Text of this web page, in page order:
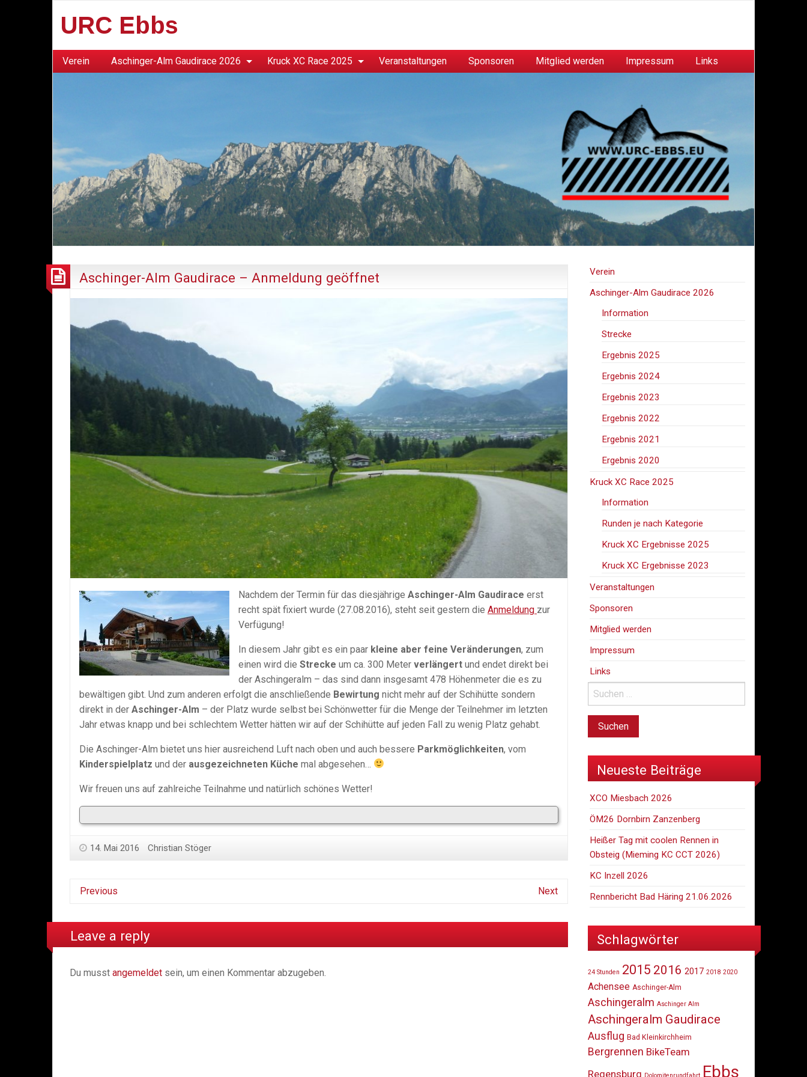
URC Ebbs
Verein Aschinger-Alm Gaudirace 2026 Kruck XC Race 2025 Veranstaltungen Sponsoren Mitglied werden Impressum Links
Aschinger-Alm Gaudirace – Anmeldung geöffnet
Nachdem der Termin für das diesjährige Aschinger-Alm Gaudirace erst
recht spät fixiert wurde (27.08.2016), steht seit gestern die Anmeldung zur
Verfügung!
In diesem Jahr gibt es ein paar kleine aber feine Veränderungen, zum
einen wird die Strecke um ca. 300 Meter verlängert und endet direkt bei
der Aschingeralm – das sind dann insgesamt 478 Höhenmeter die es zu
bewältigen gibt. Und zum anderen erfolgt die anschließende Bewirtung nicht mehr auf der Schihütte sondern
direkt in der Aschinger-Alm – der Platz wurde selbst bei Schönwetter für die Menge der Teilnehmer im letzten
Jahr etwas knapp und bei schlechtem Wetter hätten wir auf der Schihütte auf jeden Fall zu wenig Platz gehabt.
Die Aschinger-Alm bietet uns hier ausreichend Luft nach oben und auch bessere Parkmöglichkeiten, vom
Kinderspielplatz und der ausgezeichneten Küche mal abgesehen…
Wir freuen uns auf zahlreiche Teilnahme und natürlich schönes Wetter!
14. Mai 2016 Christian Stöger
Previous Next
Leave a reply
Du musst angemeldet sein, um einen Kommentar abzugeben.
Verein
Aschinger-Alm Gaudirace 2026
Information
Strecke
Ergebnis 2025
Ergebnis 2024
Ergebnis 2023
Ergebnis 2022
Ergebnis 2021
Ergebnis 2020
Kruck XC Race 2025
Information
Runden je nach Kategorie
Kruck XC Ergebnisse 2025
Kruck XC Ergebnisse 2023
Veranstaltungen
Sponsoren
Mitglied werden
Impressum
Links
Neueste Beiträge
XCO Miesbach 2026
ÖM26 Dornbirn Zanzenberg
Heißer Tag mit coolen Rennen in
Obsteig (Mieming KC CCT 2026)
KC Inzell 2026
Rennbericht Bad Häring 21.06.2026
Schlagwörter
24 Stunden 2015 2016 2017 2018 2020
Achensee Aschinger-Alm
Aschingeralm Aschinger Alm
Aschingeralm Gaudirace
Ausflug Bad Kleinkirchheim
Bergrennen BikeTeam
Regensburg
Ebbs